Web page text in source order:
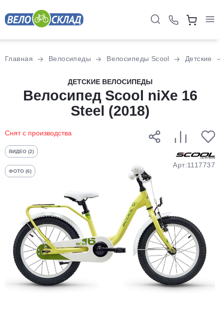
Главная Велосипеды Велосипеды Scool Детские
ДЕТСКИЕ ВЕЛОСИПЕДЫ
Велосипед Scool niXe 16
Steel (2018)
Снят с производства
ВИДЕО (2)
ФОТО (6)
Арт:1117737
Разбейте
оплатуна части
без переплат
График платежей
Добавляйте товары
в корзину
Оплачивайте сегодня только
25% картой любого банка